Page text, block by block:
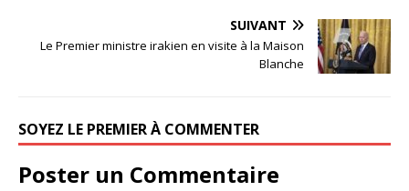
SUIVANT
Le Premier ministre irakien en visite à la Maison
Blanche
SOYEZ LE PREMIER À COMMENTER
Poster un Commentaire